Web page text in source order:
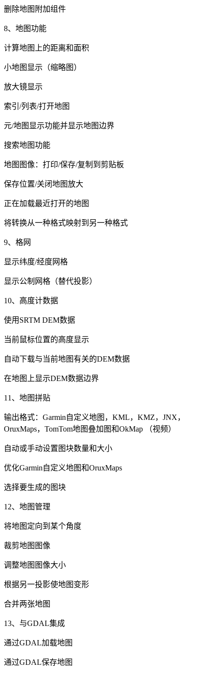
删除地图附加组件
8、地图功能
计算地图上的距离和面积
小地图显示（缩略图）
放大镜显示
索引/列表/打开地图
元/地图显示功能并显示地图边界
搜索地图功能
地图图像：打印/保存/复制到剪贴板
保存位置/关闭地图放大
正在加载最近打开的地图
将转换从一种格式映射到另一种格式
9、格网
显示纬度/经度网格
显示公制网格（替代投影）
10、高度计数据
使用SRTM DEM数据
当前鼠标位置的高度显示
自动下载与当前地图有关的DEM数据
在地图上显示DEM数据边界
11、地图拼贴
输出格式：Garmin自定义地图，KML，KMZ，JNX，
OruxMaps，TomTom地图叠加图和OkMap （视频）
自动或手动设置图块数量和大小
优化Garmin自定义地图和OruxMaps
选择要生成的图块
12、地图管理
将地图定向到某个角度
裁剪地图图像
调整地图图像大小
根据另一投影使地图变形
合并两张地图
13、与GDAL集成
通过GDAL加载地图
通过GDAL保存地图